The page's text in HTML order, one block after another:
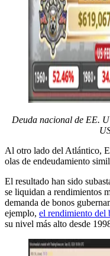
Deuda nacional de EE.
Al otro lado del Atlántico,
olas de endeudamiento
El resultado han sido
se liquidan a rendimientos
demanda de bonos
ejemplo, el rendimiento del
su nivel más alto desde